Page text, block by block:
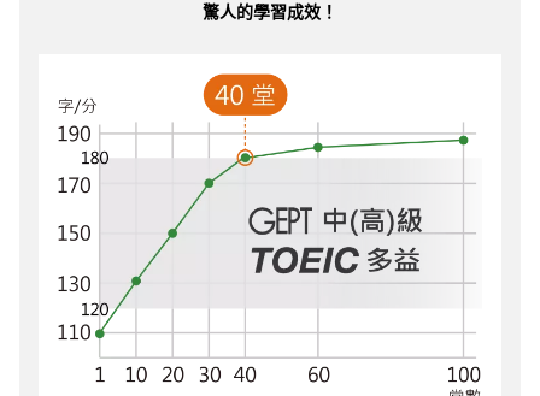
驚人的學習成效！